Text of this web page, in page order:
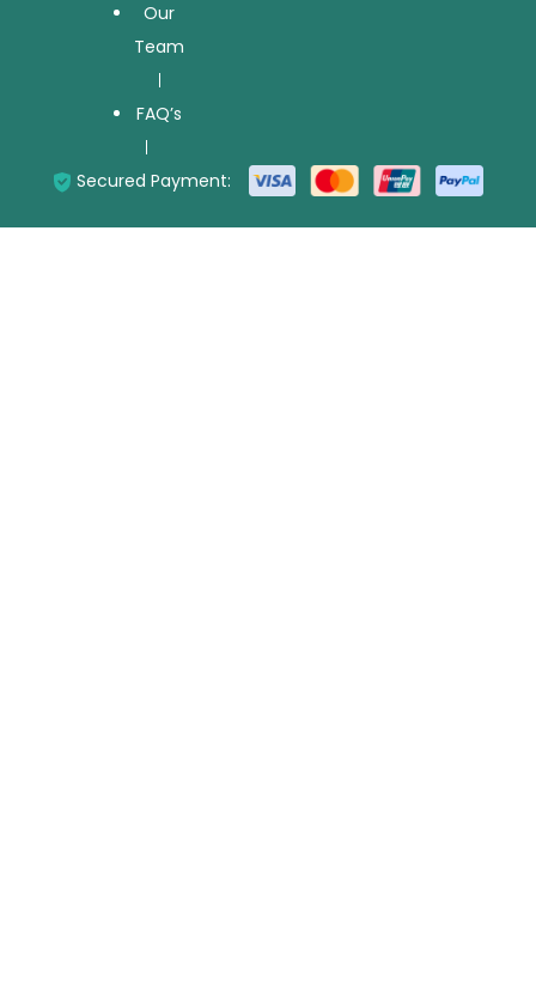
Our
Team
FAQ’s
Secured Payment: